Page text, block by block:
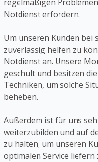
regelmäßigen
Notdienst erfordern.
Um unseren Kunden bei
zuverlässig helfen zu
Notdienst an. Unsere
geschult und besitzen
Techniken, um solche
beheben.
Außerdem ist für uns
weiterzubilden und auf
zu halten, um unseren
optimalen Service liefern